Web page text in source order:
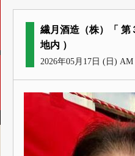
繊月酒造（株）「 第
地内 ）
2026年05月17日 (日) AM